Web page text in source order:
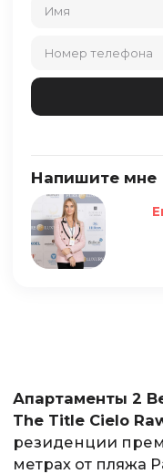
Напишите мне
Апартаменты 2
The Title Cielo
резиденции
метрах от пляжа